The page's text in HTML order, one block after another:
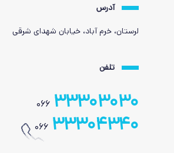
آدرس
لرستان، خرم آباد، خیابان شهدای شرقی
تلفن
066 33303030
066 33304340